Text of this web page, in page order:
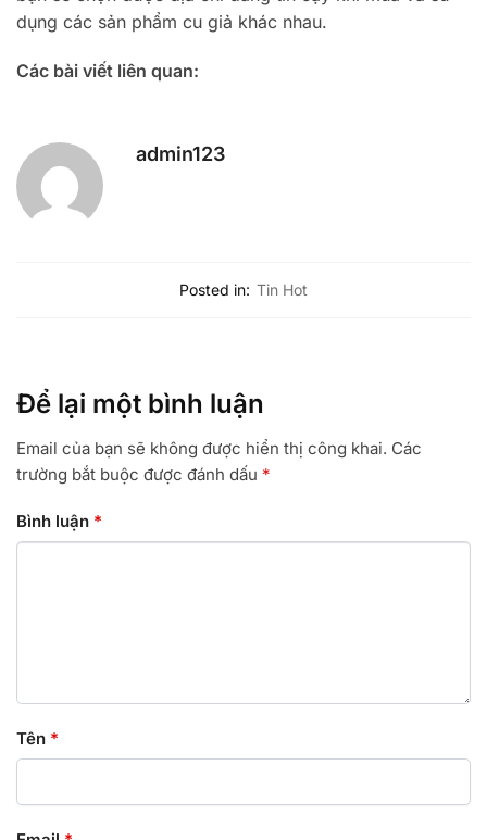
dụng các sản phẩm cu giả khác nhau.
Các bài viết liên quan:
admin123
Posted in: Tin Hot
Để lại một bình luận
Email của bạn sẽ không được hiển thị công khai. Các
trường bắt buộc được đánh dấu *
Bình luận *
Tên *